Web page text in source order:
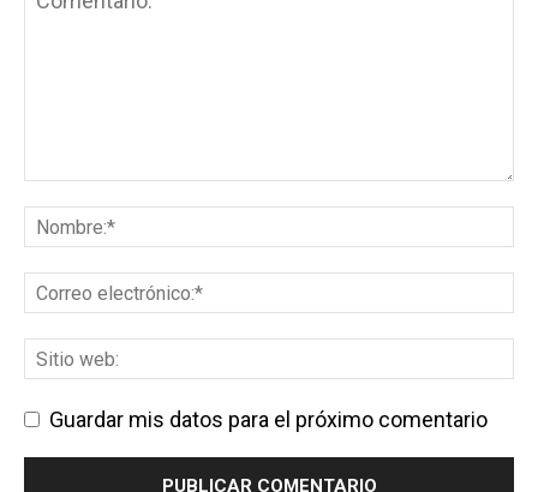
Guardar mis datos para el próximo comentario